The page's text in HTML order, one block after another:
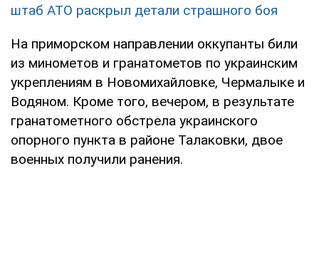
штаб АТО раскрыл детали страшного боя
На приморском направлении оккупанты били
из минометов и гранатометов по украинским
укреплениям в Новомихайловке, Чермалыке и
Водяном. Кроме того, вечером, в результате
гранатометного обстрела украинского
опорного пункта в районе Талаковки, двое
военных получили ранения.